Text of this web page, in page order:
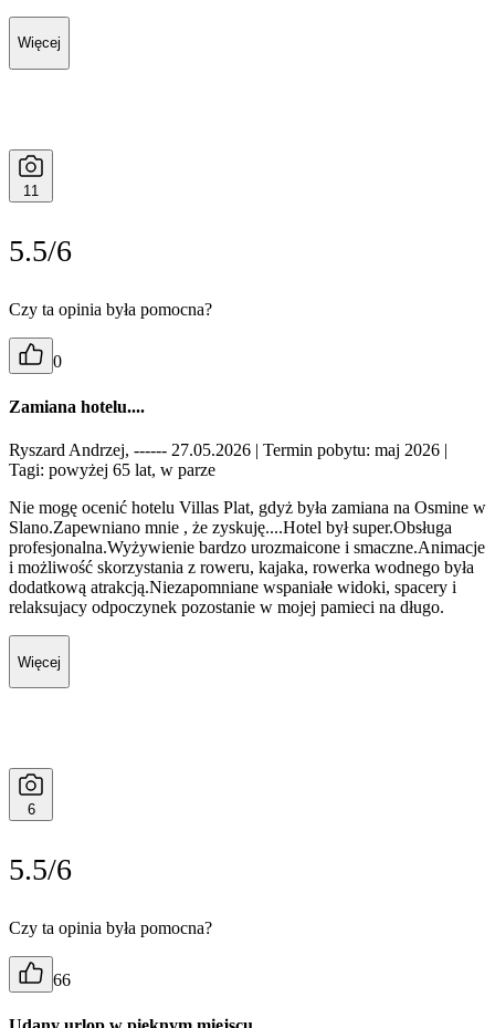
Więcej
11
5.5/6
Czy ta opinia była pomocna?
0
Zamiana hotelu....
Ryszard Andrzej, ------ 27.05.2026 | Termin pobytu: maj 2026 |
Tagi: powyżej 65 lat, w parze
Nie mogę ocenić hotelu Villas Plat, gdyż była zamiana na Osmine w
Slano.Zapewniano mnie , że zyskuję....Hotel był super.Obsługa
profesjonalna.Wyżywienie bardzo urozmaicone i smaczne.Animacje
i możliwość skorzystania z roweru, kajaka, rowerka wodnego była
dodatkową atrakcją.Niezapomniane wspaniałe widoki, spacery i
relaksujacy odpoczynek pozostanie w mojej pamieci na długo.
Więcej
6
5.5/6
Czy ta opinia była pomocna?
66